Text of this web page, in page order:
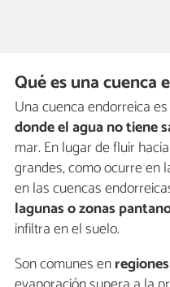
Qué es una cuenca
Una cuenca endorreica
donde el agua no tiene
mar. En lugar de fluir
grandes, como ocurre en
en las cuencas
lagunas o zonas
infiltra en el suelo.
Son comunes en